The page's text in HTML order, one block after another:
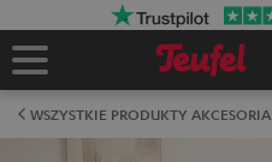
Strona
WSZYSTKIE PRODUKTY AKCESORIA